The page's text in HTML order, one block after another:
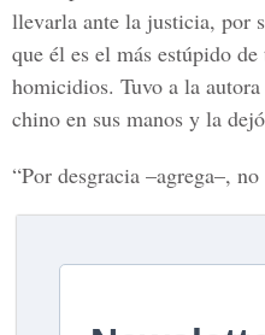
llevarla ante la justicia, por
que él es el más estúpido
homicidios. Tuvo a la
chino en sus manos y la
“Por desgracia –agrega–,